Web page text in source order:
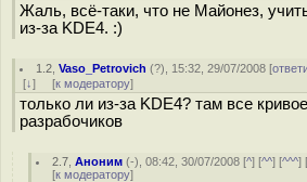
Жаль, всё-таки, что не Майонез,
из-за KDE4. :)
1.2 ,Vaso_Petrovich (?), 15:32, 29/07/2008 [
[↓] [к модератору]
только ли из-за KDE4? там все
разрабочиков
2.7 ,Аноним (-), 08:42, 30/07/2008 [^] [^^] [^^^]
[к модератору]